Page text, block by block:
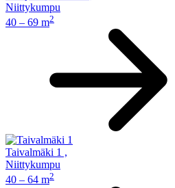
Niittykumpu
40 – 69 m2
Taivalmäki 1 ,
Niittykumpu
40 – 64 m2